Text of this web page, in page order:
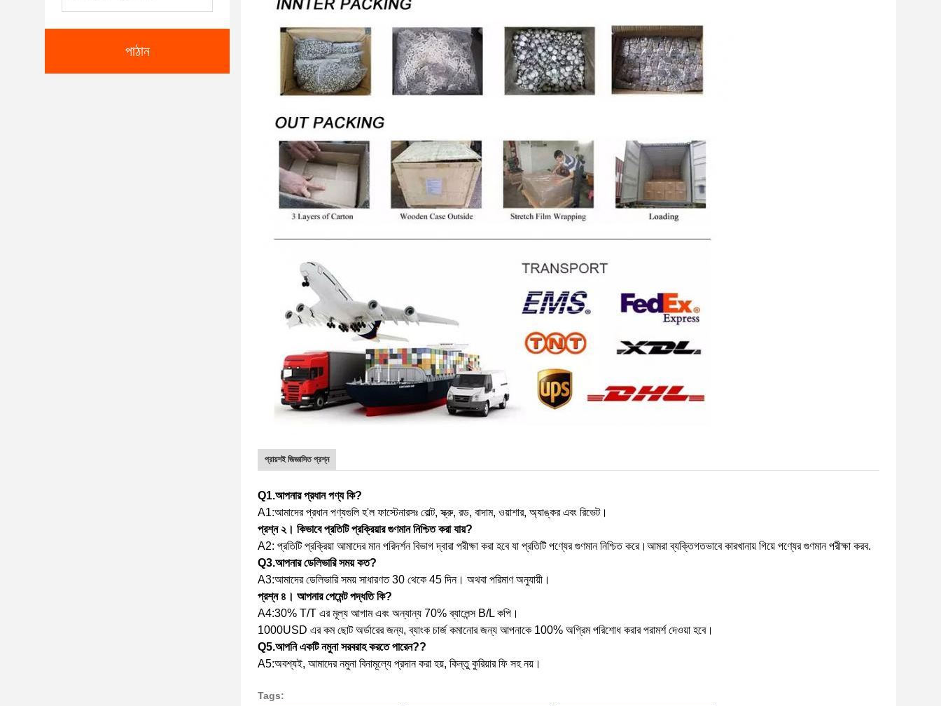
পাঠান
প্রায়শই জিজ্ঞাসিত প্রশ্ন
Q1.আপনার প্রধান পণ্য কি?
A1:আমাদের প্রধান পণ্যগুলি হ'ল ফাস্টেনারসঃ বোল্ট, স্ক্রু, রড, বাদাম, ওয়াশার, অ্যাঙ্কর এবং রিভেট।
প্রশ্ন ২। কিভাবে প্রতিটি প্রক্রিয়ার গুণমান নিশ্চিত করা যায়?
A2: প্রতিটি প্রক্রিয়া আমাদের মান পরিদর্শন বিভাগ দ্বারা পরীক্ষা করা হবে যা প্রতিটি পণ্যের গুণমান নিশ্চিত করে।আমরা ব্যক্তিগতভাবে কারখানায় গিয়ে পণ্যের গুণমান পরীক্ষা করব.
Q3.আপনার ডেলিভারি সময় কত?
A3:আমাদের ডেলিভারি সময় সাধারণত 30 থেকে 45 দিন। অথবা পরিমাণ অনুযায়ী।
প্রশ্ন ৪। আপনার পেমেন্ট পদ্ধতি কি?
A4:30% T/T এর মূল্য আগাম এবং অন্যান্য 70% ব্যালেন্স B/L কপি।
1000USD এর কম ছোট অর্ডারের জন্য, ব্যাংক চার্জ কমানোর জন্য আপনাকে 100% অগ্রিম পরিশোধ করার পরামর্শ দেওয়া হবে।
Q5.আপনি একটি নমুনা সরবরাহ করতে পারেন??
A5:অবশ্যই, আমাদের নমুনা বিনামূল্যে প্রদান করা হয়, কিন্তু কুরিয়ার ফি সহ নয়।
Tags: